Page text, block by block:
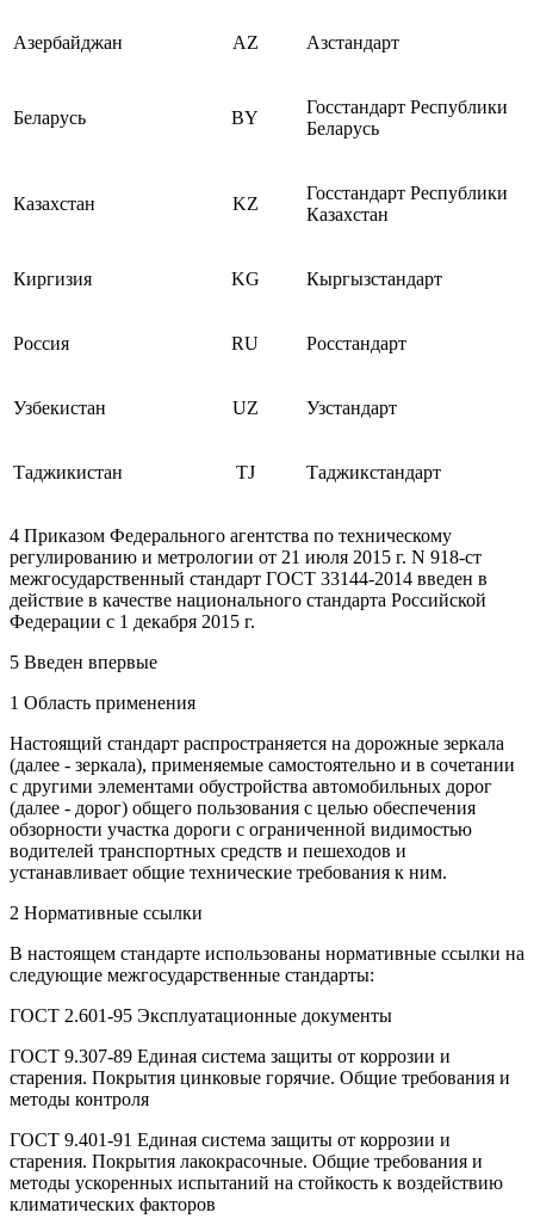
Азербайджан AZ Азстандарт
Беларусь BY
Госстандарт Республики
Беларусь
Казахстан KZ
Госстандарт Республики
Казахстан
Киргизия KG Кыргызстандарт
Россия RU Росстандарт
Узбекистан UZ Узстандарт
Таджикистан TJ Таджикстандарт
4 Приказом Федерального агентства по техническому
регулированию и метрологии от 21 июля 2015 г. N 918-ст
межгосударственный стандарт ГОСТ 33144-2014 введен в
действие в качестве национального стандарта Российской
Федерации с 1 декабря 2015 г.
5 Введен впервые
1 Область применения
Настоящий стандарт распространяется на дорожные зеркала
(далее - зеркала), применяемые самостоятельно и в сочетании
с другими элементами обустройства автомобильных дорог
(далее - дорог) общего пользования с целью обеспечения
обзорности участка дороги с ограниченной видимостью
водителей транспортных средств и пешеходов и
устанавливает общие технические требования к ним.
2 Нормативные ссылки
В настоящем стандарте использованы нормативные ссылки на
следующие межгосударственные стандарты:
ГОСТ 2.601-95 Эксплуатационные документы
ГОСТ 9.307-89 Единая система защиты от коррозии и
старения. Покрытия цинковые горячие. Общие требования и
методы контроля
ГОСТ 9.401-91 Единая система защиты от коррозии и
старения. Покрытия лакокрасочные. Общие требования и
методы ускоренных испытаний на стойкость к воздействию
климатических факторов